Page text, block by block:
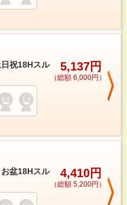
祝18Hスル
5,137円
（総額 6,000円）
盆18Hスル
4,410円
（総額 5,200円）